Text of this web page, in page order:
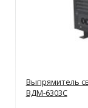
Выпрямитель
ВДМ-6303С